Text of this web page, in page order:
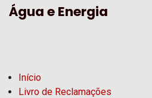
Água e Energia
Início
Livro de Reclamações